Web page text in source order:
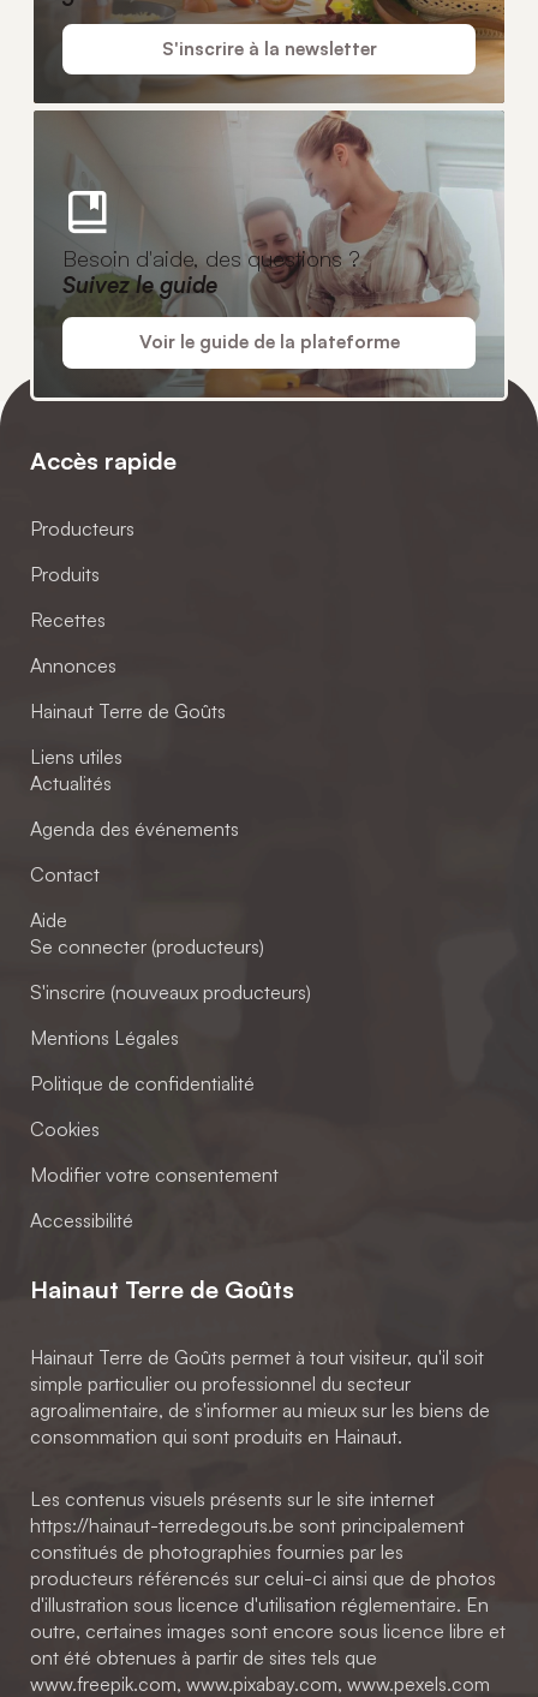
S'inscrire à la newsletter
Besoin d'aide, des questions ?
Suivez le guide
Voir le guide de la plateforme
Accès rapide
Producteurs
Produits
Recettes
Annonces
Hainaut Terre de Goûts
Liens utiles
Actualités
Agenda des événements
Contact
Aide
Se connecter (producteurs)
S'inscrire (nouveaux producteurs)
Mentions Légales
Politique de confidentialité
Cookies
Modifier votre consentement
Accessibilité
Hainaut Terre de Goûts
Hainaut Terre de Goûts permet à tout visiteur, qu'il soit
simple particulier ou professionnel du secteur
agroalimentaire, de s'informer au mieux sur les biens de
consommation qui sont produits en Hainaut.
Les contenus visuels présents sur le site internet
https://hainaut-terredegouts.be sont principalement
constitués de photographies fournies par les
producteurs référencés sur celui-ci ainsi que de photos
d'illustration sous licence d'utilisation réglementaire. En
outre, certaines images sont encore sous licence libre et
ont été obtenues à partir de sites tels que
www.freepik.com, www.pixabay.com, www.pexels.com